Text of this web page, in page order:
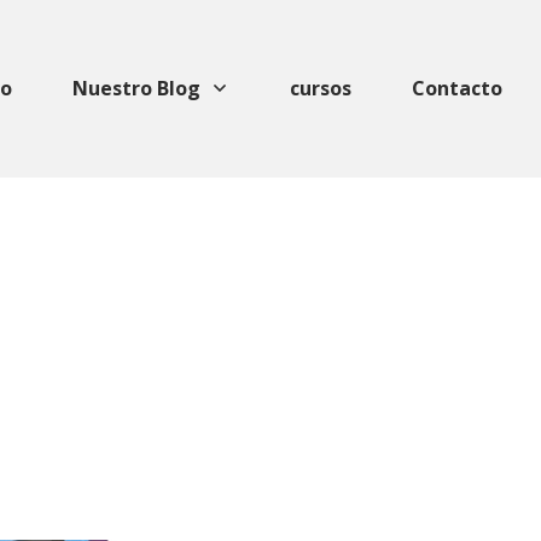
Nuestro Blog cursos Contacto